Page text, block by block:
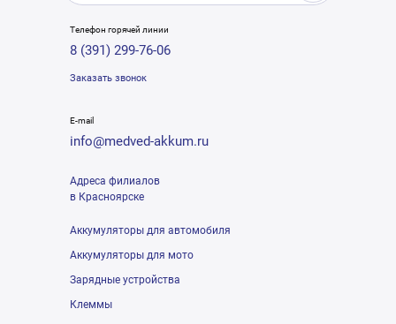
Телефон горячей линии
8 (391) 299-76-06
Заказать звонок
E-mail
info@medved-akkum.ru
Адреса филиалов
в Красноярске
Аккумуляторы для автомобиля
Аккумуляторы для мото
Зарядные устройства
Клеммы